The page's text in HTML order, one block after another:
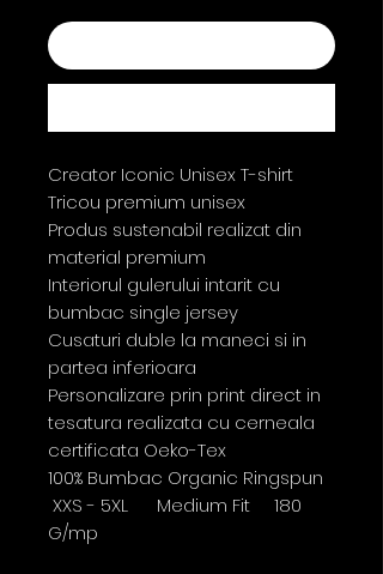
Creator Iconic Unisex T-shirt
Tricou premium unisex
Produs sustenabil realizat din
material premium
Interiorul gulerului intarit cu
bumbac single jersey
Cusaturi duble la maneci si in
partea inferioara
Personalizare prin print direct in
tesatura realizata cu cerneala
certificata Oeko-Tex
100% Bumbac Organic Ringspun
XXS - 5XL Medium Fit 180
G/mp